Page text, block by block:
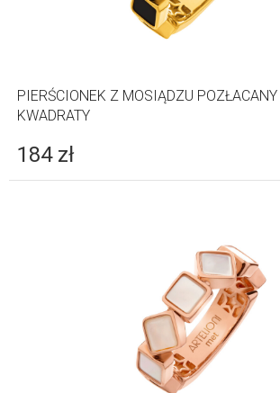
PIERŚCIONEK Z MOSIĄDZU
KWADRATY
184 zł